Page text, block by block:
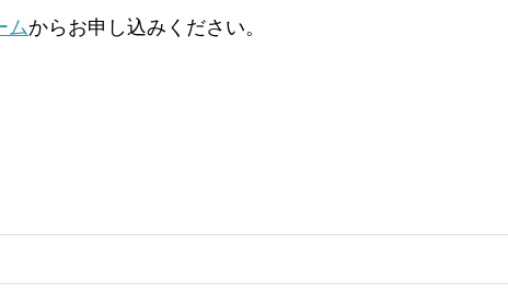
ムからお申し込みください。